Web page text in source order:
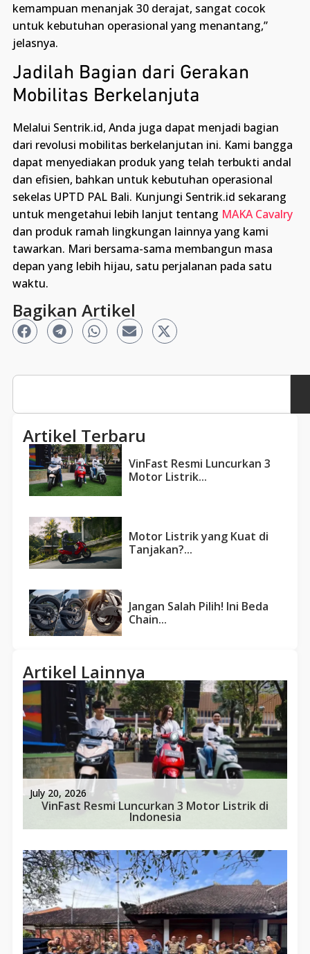
kemampuan menanjak 30 derajat, sangat cocok
untuk kebutuhan operasional yang menantang,”
jelasnya.
Jadilah Bagian dari Gerakan
Mobilitas Berkelanjuta
Melalui Sentrik.id, Anda juga dapat menjadi bagian
dari revolusi mobilitas berkelanjutan ini. Kami bangga
dapat menyediakan produk yang telah terbukti andal
dan efisien, bahkan untuk kebutuhan operasional
sekelas UPTD PAL Bali. Kunjungi Sentrik.id sekarang
untuk mengetahui lebih lanjut tentang MAKA Cavalry
dan produk ramah lingkungan lainnya yang kami
tawarkan. Mari bersama-sama membangun masa
depan yang lebih hijau, satu perjalanan pada satu
waktu.
Bagikan Artikel
Artikel Terbaru
VinFast Resmi Luncurkan 3
Motor Listrik...
Motor Listrik yang Kuat di
Tanjakan?...
Jangan Salah Pilih! Ini Beda
Chain...
Artikel Lainnya
July 20, 2026
VinFast Resmi Luncurkan 3 Motor Listrik di
Indonesia